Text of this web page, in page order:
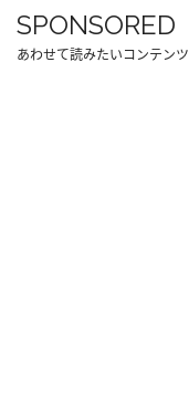
SPONSORED
あわせて読みたいコンテンツ